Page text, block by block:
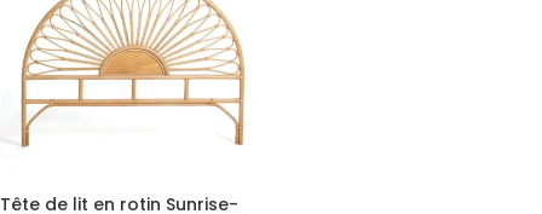
Tête de lit en rotin Sunrise-